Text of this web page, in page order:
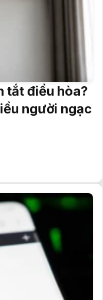
tắt điều hòa?
người ngạc